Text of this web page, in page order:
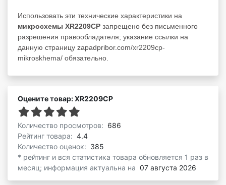
Использовать эти технические характеристики на
микросхемы XR2209CP запрещено без письменного
разрешения правообладателя; указание ссылки на
данную страницу zapadpribor.com/xr2209cp-
mikroskhema/ обязательно.
Оцените товар: XR2209CP
Количество просмотров: 686
Рейтинг товара: 4.4
Количество оценок: 385
* рейтинг и вся статистика товара обновляется 1 раз в
месяц; информация актуальна на 07 августа 2026